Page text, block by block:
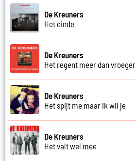
De Kreuners
Het einde
De Kreuners
Het regent meer dan vroeger
De Kreuners
Het spijt me maar ik wil je
De Kreuners
Het valt wel mee